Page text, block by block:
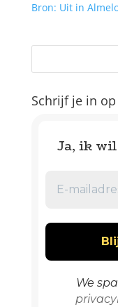
Bron: Uit in
Schrijf je in
Ja, ik
We